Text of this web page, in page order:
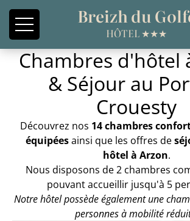
Breizh du
HÔTEL ★★★
Chambres d'hôtel
& Séjour au
Crouesty
Découvrez nos 14 chambres
équipéesainsi que les offres de
hôtel à Arzon.
Nous disposons de 2 chambres
pouvant accueillir jusqu'à 5
Notre hôtel possède également une
personnes à mobilité
Panneau de gestion des cookies